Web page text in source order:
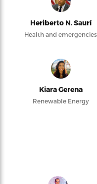
Heriberto N. Saurí
Health and emergencies
Kiara Gerena
Renewable Energy